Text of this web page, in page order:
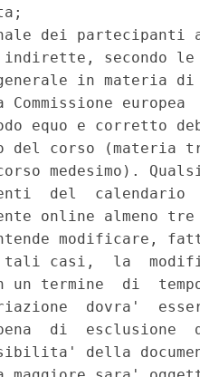
dei partecipanti
secondo
generale in materia
equo e corretto
del corso (materia
medesimo).
del  calendario
online almeno
modificare,
tali casi,  la
un termine  di
dovra'
di
della